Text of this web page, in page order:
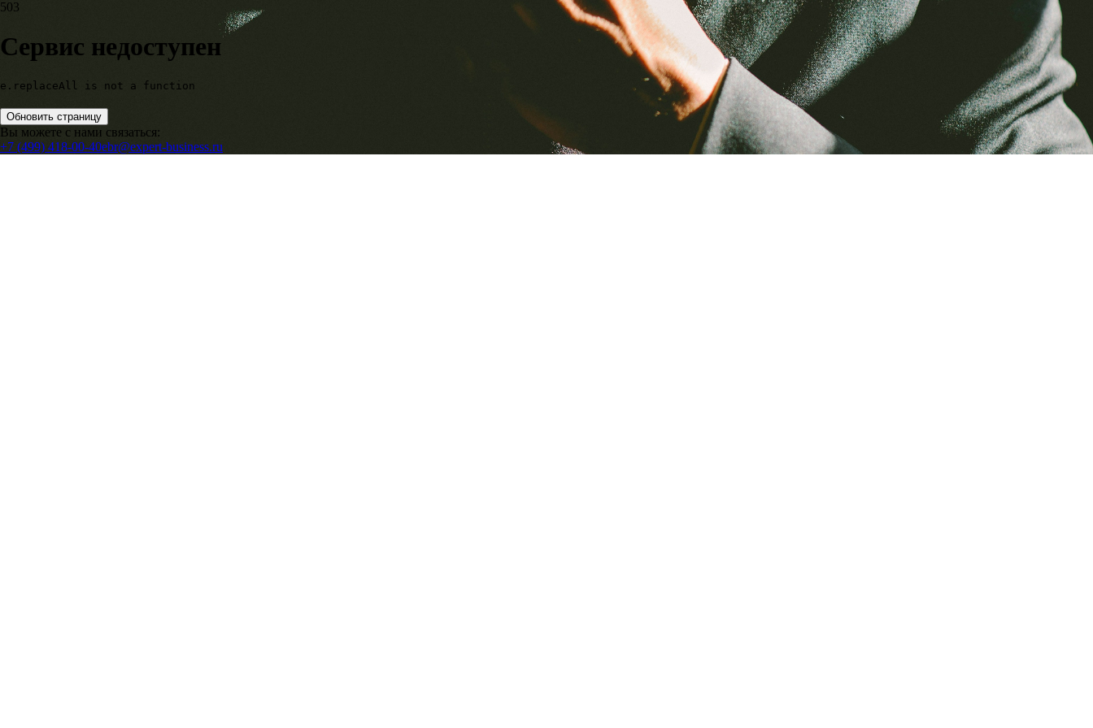
503
Сервис недоступен
e.replaceAll is not a function
Обновить страницу
Вы можете с нами связаться:
+7 (499) 418-00-40ebr@expert-business.ru